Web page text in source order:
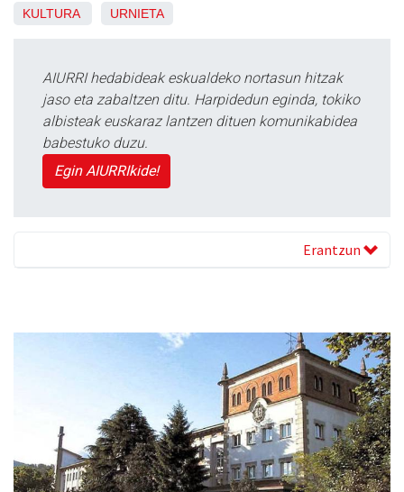
KULTURA URNIETA
AIURRI hedabideak eskualdeko nortasun hitzak
jaso eta zabaltzen ditu. Harpidedun eginda, tokiko
albisteak euskaraz lantzen dituen komunikabidea
babestuko duzu.
Egin AIURRIkide!
Erantzun